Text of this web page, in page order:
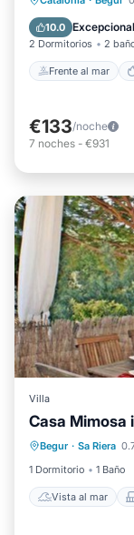
10.0 Excepcional
2 Dormitorios 2
Frente al mar
Vista
€133/noche
7 noches - €931
Villa
Casa Mimosa
Begur · Sa Riera
1 Dormitorio
1 Baño
Vista al mar
Vista
Vistas